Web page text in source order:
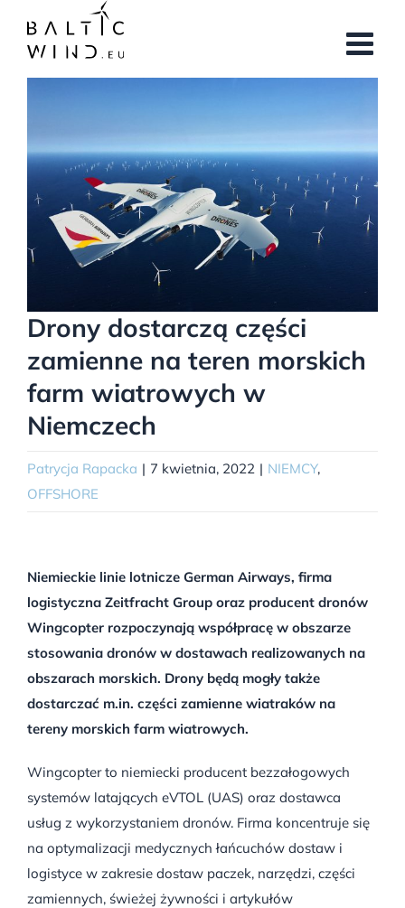
zawartości
obrazek
Drony dostarczą części
zamienne na teren morskich
farm wiatrowych w
Niemczech
Patrycja Rapacka | 7 kwietnia, 2022 | NIEMCY,
OFFSHORE
Niemieckie linie lotnicze German Airways, firma
logistyczna Zeitfracht Group oraz producent dronów
Wingcopter rozpoczynają współpracę w obszarze
stosowania dronów w dostawach realizowanych na
obszarach morskich. Drony będą mogły także
dostarczać m.in. części zamienne wiatraków na
tereny morskich farm wiatrowych.
Wingcopter to niemiecki producent bezzałogowych
systemów latających eVTOL (UAS) oraz dostawca
usług z wykorzystaniem dronów. Firma koncentruje się
na optymalizacji medycznych łańcuchów dostaw i
logistyce w zakresie dostaw paczek, narzędzi, części
zamiennych, świeżej żywności i artykułów